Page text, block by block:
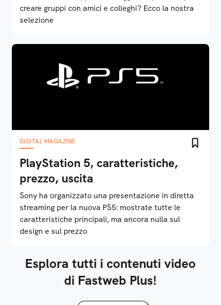
creare gruppi con amici e colleghi? Ecco la nostra
selezione
DIGITAL MAGAZINE
PlayStation 5, caratteristiche,
prezzo, uscita
Sony ha organizzato una presentazione in diretta
streaming per la nuova PS5: mostrate tutte le
caratteristiche principali, ma ancora nulla sul
design e sul prezzo
Esplora tutti i contenuti video
di Fastweb Plus!